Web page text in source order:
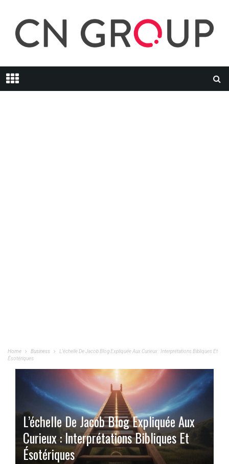
Home Business
L’échelle De Jacob Blog Expliquée Aux Curieux : Interprétations Bibliques Et
Ésotériques
L’échelle De Jacob Blog Expliquée Aux
Curieux : Interprétations Bibliques Et
Ésotériques